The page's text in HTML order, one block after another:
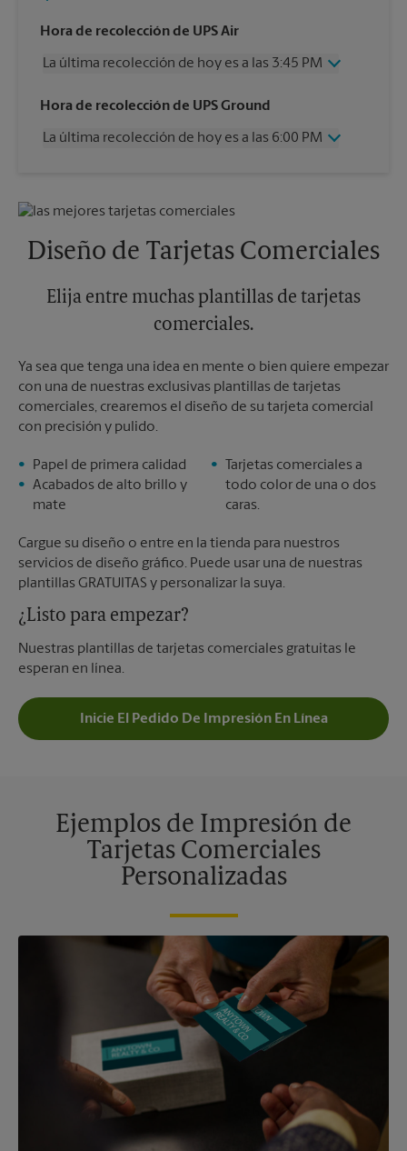
Hora de recolección de UPS Air
La última recolección de hoy es a las 3:45 PM
Miércoles
3:45 PM
Viernes
3:45 PM
Martes
Hora de recolección de UPS Ground
La última recolección de hoy es a las 6:00 PM
Viernes
6:00 PM
Domingo
Sin Recolección
Martes
6:00 PM
Diseño de Tarjetas Comerciales
Elija entre muchas plantillas de tarjetas
comerciales.
Ya sea que tenga una idea en mente o bien quiere empezar
con una de nuestras exclusivas plantillas de tarjetas
comerciales, crearemos el diseño de su tarjeta comercial
con precisión y pulido.
Papel de primera calidad
Acabados de alto brillo y
mate
Tarjetas comerciales a
todo color de una o dos
caras.
Cargue su diseño o entre en la tienda para nuestros
servicios de diseño gráfico. Puede usar una de nuestras
plantillas GRATUITAS y personalizar la suya.
¿Listo para empezar?
Nuestras plantillas de tarjetas comerciales gratuitas le
esperan en línea.
Inicie El Pedido De Impresión En Línea
Ejemplos de Impresión de
Tarjetas Comerciales
Personalizadas